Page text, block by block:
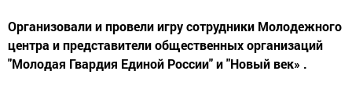
Организовали и провели игру сотрудники Молодежного
центра и представители общественных организаций
"Молодая Гвардия Единой России" и "Новый век» .